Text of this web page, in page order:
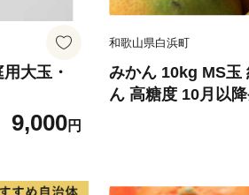
大玉・
9,000円
和歌山県白浜町
みかん 10kg MS玉
ん 高糖度 10月以